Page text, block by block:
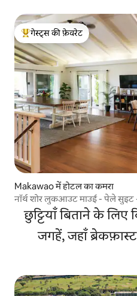
गेस्ट्स का टॉप फ़ेवरेट
गेस्ट्स की फ़ेवरेट
Makawao में होटल का कमरा
नॉर्थ शोर लुकआउट माउई - पेले सुइट
छुट्टियाँ बिताने के
जगहें, जहाँ